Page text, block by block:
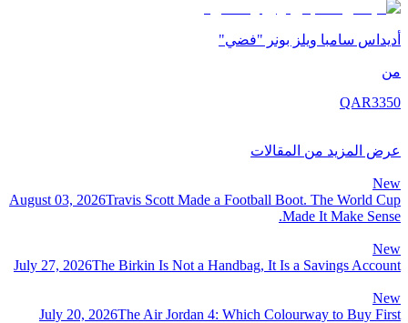
أديداس سامبا ويلز بونر "فضي"
من
QAR3350
عرض المزيد من المقالات
New
August 03, 2026Travis Scott Made a Football Boot. The World Cup
Made It Make Sense.
New
July 27, 2026The Birkin Is Not a Handbag, It Is a Savings Account
New
July 20, 2026The Air Jordan 4: Which Colourway to Buy First